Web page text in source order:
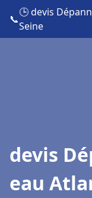
📞
🕒 devis
Seine
devis
eau